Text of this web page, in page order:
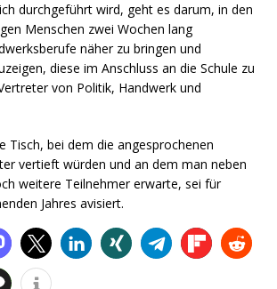
durchgeführt wird, geht es darum, in den
Menschen zwei Wochen lang
näher zu bringen und
diese im Anschluss an die Schule zu
von Politik, Handwerk und
Tisch, bei dem die angesprochenen
vertieft würden und an dem man neben
weitere Teilnehmer erwarte, sei für
Jahres avisiert.